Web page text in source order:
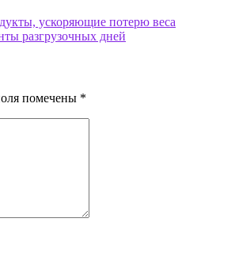
ускоряющие потерю веса
разгрузочных дней
помечены *